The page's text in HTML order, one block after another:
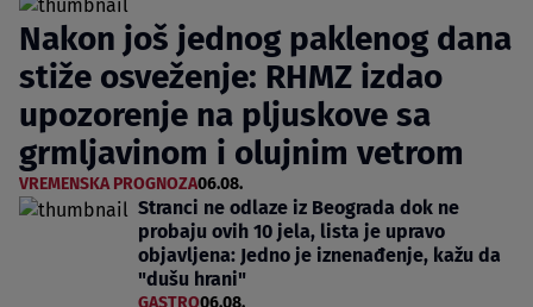
Nakon još jednog paklenog dana
stiže osveženje: RHMZ izdao
upozorenje na pljuskove sa
grmljavinom i olujnim vetrom
VREMENSKA PROGNOZA06.08.
Stranci ne odlaze iz Beograda dok ne
probaju ovih 10 jela, lista je upravo
objavljena: Jedno je iznenađenje, kažu da
"dušu hrani"
GASTRO06.08.